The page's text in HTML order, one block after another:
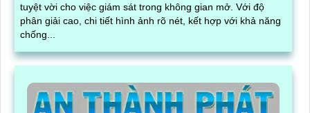
tuyệt vời cho việc giám sát trong không gian mở. Với độ
phân giải cao, chi tiết hình ảnh rõ nét, kết hợp với khả năng
chống...